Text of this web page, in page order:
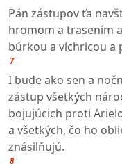
Pán zástupov ťa
hromom a trasením
búrkou a víchricou a
7
I bude ako sen a
zástup všetkých
bojujúcich proti
a všetkých, čo ho
znásilňujú.
8